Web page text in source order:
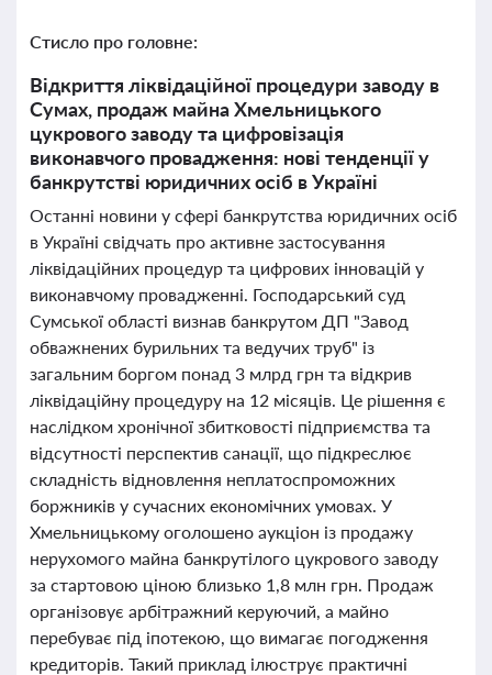
Стисло про головне:
Відкриття ліквідаційної процедури заводу в
Сумах, продаж майна Хмельницького
цукрового заводу та цифровізація
виконавчого провадження: нові тенденції у
банкрутстві юридичних осіб в Україні
Останні новини у сфері банкрутства юридичних осіб
в Україні свідчать про активне застосування
ліквідаційних процедур та цифрових інновацій у
виконавчому провадженні. Господарський суд
Сумської області визнав банкрутом ДП "Завод
обважнених бурильних та ведучих труб" із
загальним боргом понад 3 млрд грн та відкрив
ліквідаційну процедуру на 12 місяців. Це рішення є
наслідком хронічної збитковості підприємства та
відсутності перспектив санації, що підкреслює
складність відновлення неплатоспроможних
боржників у сучасних економічних умовах. У
Хмельницькому оголошено аукціон із продажу
нерухомого майна банкрутілого цукрового заводу
за стартовою ціною близько 1,8 млн грн. Продаж
організовує арбітражний керуючий, а майно
перебуває під іпотекою, що вимагає погодження
кредиторів. Такий приклад ілюструє практичні